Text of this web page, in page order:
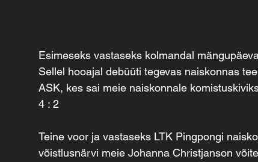
Esimeseks vastaseks kolmandal
Sellel hooajal debüüti tegevas naiskonnas
ASK, kes sai meie naiskonnale
4 : 2
Teine voor ja vastaseks LTK Pingpongi
võistlusnärvi meie Johanna Christjanson